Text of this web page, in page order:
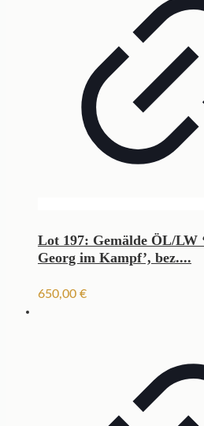
Lot 197: Gemälde ÖL/LW
Georg im Kampf’, bez....
650,00 €